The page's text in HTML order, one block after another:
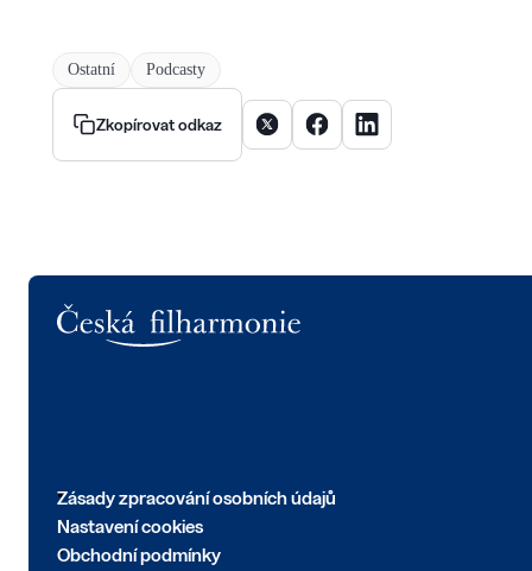
Ostatní Podcasty
Zkopírovat odkaz Sdílet článek na X
Sdílet článek na Facebooku
Sdílet článek na
Zásady zpracování osobních údajů
Nastavení cookies
Obchodní podmínky